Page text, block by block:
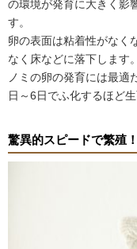
の環境が発育に大きく影
す。
卵の表面は粘着性がなく
なく床などに落下します
ノミの卵の発育には最適
日～6日でふ化するほど生
驚異的スピードで繁殖